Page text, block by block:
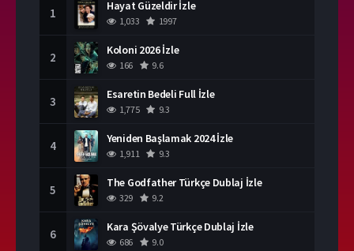
1 Hayat Güzeldir İzle
1,033 1997
2 Koloni 2026 İzle
166 9.6
3 Esaretin Bedeli Full İzle
1,775 9.3
4 Yeniden Başlamak 2024 İzle
1,911 9.3
5 The Godfather Türkçe Dublaj İzle
329 9.2
6 Kara Şövalye Türkçe Dublaj İzle
686 9.0